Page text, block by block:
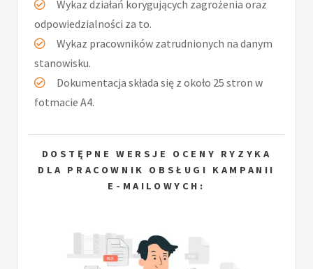
Wykaz działań korygujących zagrożenia oraz
odpowiedzialności za to.
Wykaz pracowników zatrudnionych na danym
stanowisku.
Dokumentacja składa się z około 25 stron w
fotmacie A4.
DOSTĘPNE WERSJE OCENY RYZYKA
DLA PRACOWNIK OBSŁUGI KAMPANII
E-MAILOWYCH: